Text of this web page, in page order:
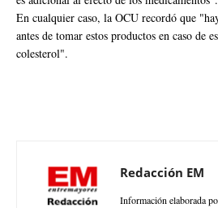
En cualquier caso, la OCU recordó que
antes de tomar estos productos en caso de
colesterol".
Redacción EM
Información elaborada